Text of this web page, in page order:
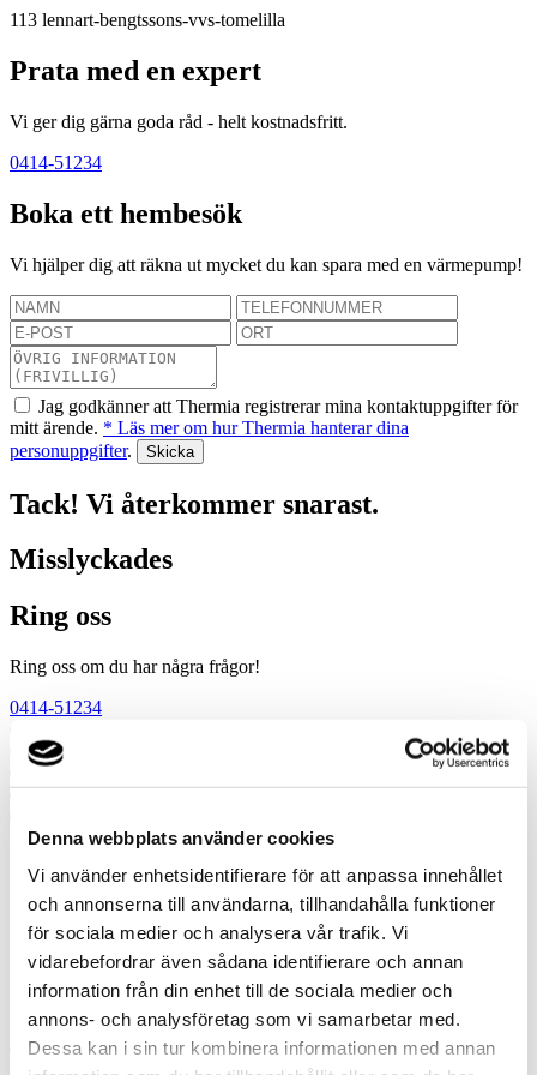
Denna webbplats använder cookies
Vi använder enhetsidentifierare för att anpassa innehållet
och annonserna till användarna, tillhandahålla funktioner
för sociala medier och analysera vår trafik. Vi
vidarebefordrar även sådana identifierare och annan
information från din enhet till de sociala medier och
annons- och analysföretag som vi samarbetar med.
Dessa kan i sin tur kombinera informationen med annan
113 lennart-bengtssons-vvs-tomelilla
Prata med en expert
Vi ger dig gärna goda råd - helt kostnadsfritt.
0414-51234
Boka ett hembesök
Vi hjälper dig att räkna ut mycket du kan spara med en värmepump!
Jag godkänner att Thermia registrerar mina kontaktuppgifter för
mitt ärende. * Läs mer om hur Thermia hanterar dina
personuppgifter.
Tack! Vi återkommer snarast.
Misslyckades
Ring oss
Ring oss om du har några frågor!
0414-51234
Begär offert
Kontakta mig
Boka hembesök
Prata med en expert
Begär offert
Boka hembesök
Ring oss
Kontakt